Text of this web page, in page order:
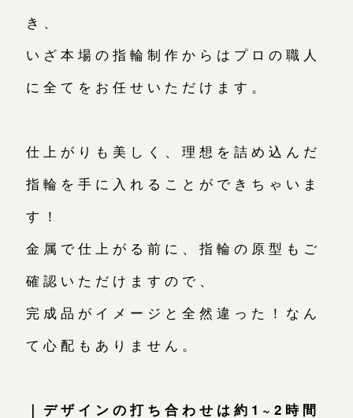
き、
いざ本場の指輪制作からはプロの職人
に全てをお任せいただけます。
仕上がりも美しく、理想を詰め込んだ
指輪を手に入れることができちゃいま
す！
金属で仕上がる前に、指輪の原型もご
確認いただけますので、
完成品がイメージと全然違った！なん
て心配もありません。
｜デザインの打ち合わせは約1~2時間